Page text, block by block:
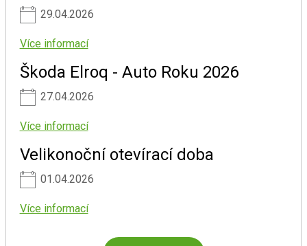
29.04.2026
Více informací
Škoda Elroq - Auto Roku 2026
27.04.2026
Více informací
Velikonoční otevírací doba
01.04.2026
Více informací